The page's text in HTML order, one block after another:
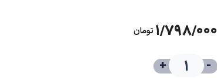
۱/۷۹۸/۰۰۰ تومان
-
+